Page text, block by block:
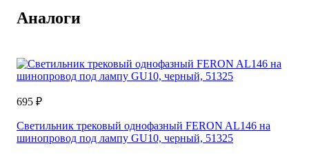
Аналоги
695 ₽
Светильник трековый однофазный FERON AL146 на
шинопровод под лампу GU10, черный, 51325